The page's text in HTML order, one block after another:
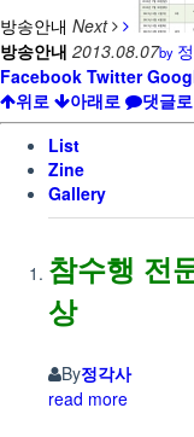
방송안내 Next
방송안내 2013.08.07by
Facebook Twitter
위로
아래로 댓글
List
Zine
Gallery
참수행 전
상
By정각사
read more